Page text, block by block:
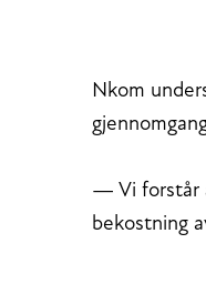
Nkom
— Vi forstår
bekostning